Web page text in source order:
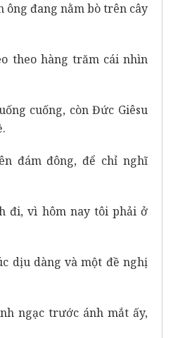
ông đang nằm bò trên cây
theo hàng trăm cái nhìn
cuống, còn Đức Giêsu
đám đông, để chỉ nghĩ
đi, vì hôm nay tôi phải ở
dịu dàng và một đề nghị
ngạc trước ánh mắt ấy,